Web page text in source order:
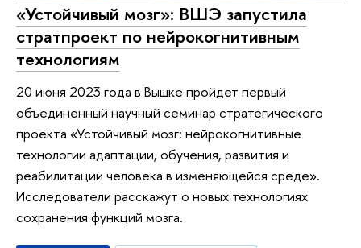
«Устойчивый мозг»: ВШЭ запустила
стратпроект по нейрокогнитивным
технологиям
20 июня 2023 года в Вышке пройдет первый
объединенный научный семинар стратегического
проекта «Устойчивый мозг: нейрокогнитивные
технологии адаптации, обучения, развития и
реабилитации человека в изменяющейся среде».
Исследователи расскажут о новых технологиях
сохранения функций мозга.